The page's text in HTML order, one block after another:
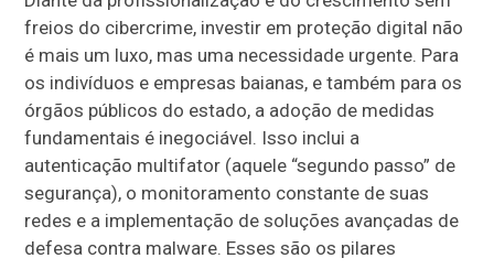
freios do cibercrime, investir em proteção digital não
é mais um luxo, mas uma necessidade urgente. Para
os indivíduos e empresas baianas, e também para os
órgãos públicos do estado, a adoção de medidas
fundamentais é inegociável. Isso inclui a
autenticação multifator (aquele “segundo passo” de
segurança), o monitoramento constante de suas
redes e a implementação de soluções avançadas de
defesa contra malware. Esses são os pilares